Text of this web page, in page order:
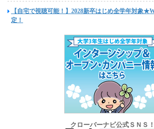
【自宅で視聴可能！】2028新卒はじめ全学年対象
定！
クローバーナビ公式ＳＮＳ！